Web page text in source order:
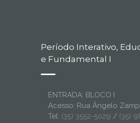
Período Interativo,
e Fundamental I
ENTRADA: BLOCO I
Acesso: Rua Ângelo
Tel: (35) 3552-5029 / (35)